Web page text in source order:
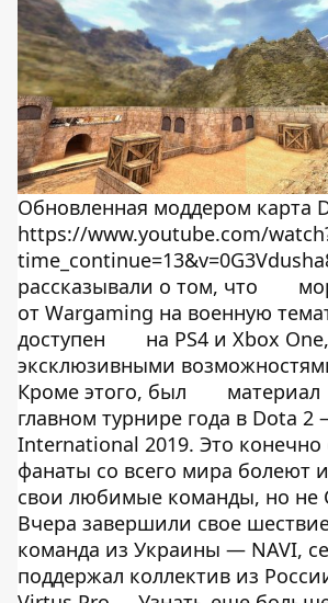
Обновленная моддером карта
https://www.youtube.com/
рассказывали о том, что
от Wargaming на военную
доступен
на PS4 и Xbox
эксклюзивными
Кроме этого, был
материал
главном турнире года в Dota 2
International 2019. Это конечно
фанаты со всего мира болеют
свои любимые команды, но не
Вчера завершили свое
команда из Украины — NAVI,
поддержал коллектив из